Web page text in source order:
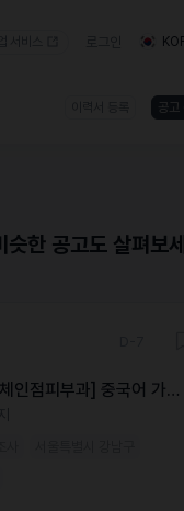
공고
슷한 공고도 살펴보
인점피부과] 중국어 가능